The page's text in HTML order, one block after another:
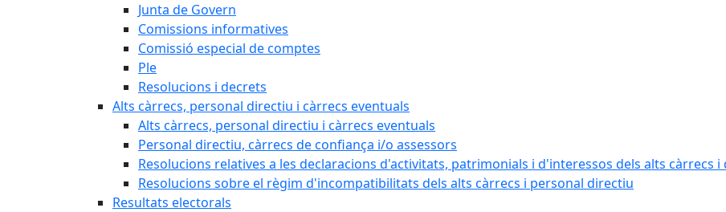
Junta de Govern
Comissions informatives
Comissió especial de comptes
Ple
Resolucions i decrets
Alts càrrecs, personal directiu i càrrecs eventuals
Alts càrrecs, personal directiu i càrrecs eventuals
Personal directiu, càrrecs de confiança i/o assessors
Resolucions relatives a les declaracions d'activitats, patrimonials i d'interessos dels alts càrrecs
Resolucions sobre el règim d'incompatibilitats dels alts càrrecs i personal directiu
Resultats electorals